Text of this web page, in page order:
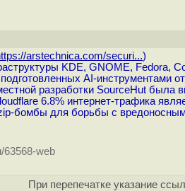
arstechnica.com/securi...)
KDE, GNOME, Fedora,
AI-инструментами
разработки SourceHut была
6.8% интернет-трафика
бомбы для борьбы с
63568-web
При перепечатке указание